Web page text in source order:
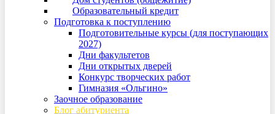
Образовательный кредит
Подготовка к поступлению
Подготовительные курсы (для поступающих
2027)
Дни факультетов
Дни открытых дверей
Конкурс творческих работ
Гимназия «Ольгино»
Заочное образование
Блог абитуриента